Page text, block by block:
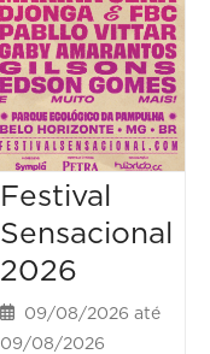
Festival
Sensacional
2026
09/08/2026 até
09/08/2026